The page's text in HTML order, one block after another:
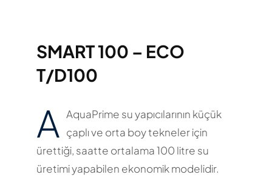
SMART 100 – ECO
T/D100
A AquaPrime su yapıcılarının küçük
çaplı ve orta boy tekneler için
ürettiği, saatte ortalama 100 litre su
üretimi yapabilen ekonomik modelidir.